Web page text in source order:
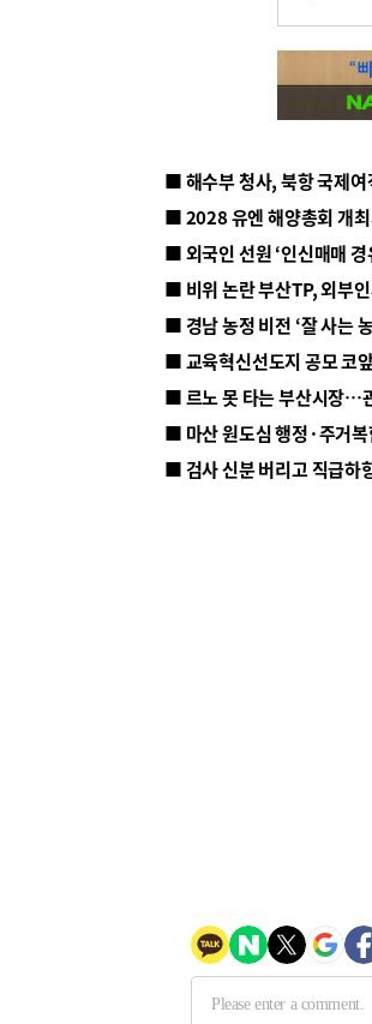
■ 해수부 청사, 북항 국제
■ 2028 유엔 해양총회 개최
■ 외국인 선원 ‘인신매매
■ 비위 논란 부산TP, 외부
■ 르노 못 타는 부산시장…
■ 마산 원도심 행정·주거